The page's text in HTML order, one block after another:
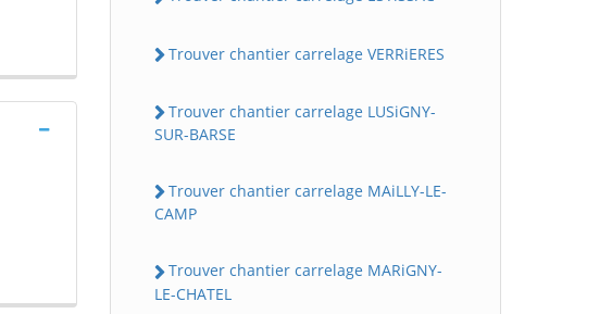
Trouver chantier carrelage VERRiERES
Trouver chantier carrelage LUSiGNY-
SUR-BARSE
Trouver chantier carrelage MAiLLY-LE-
CAMP
Trouver chantier carrelage MARiGNY-
LE-CHATEL